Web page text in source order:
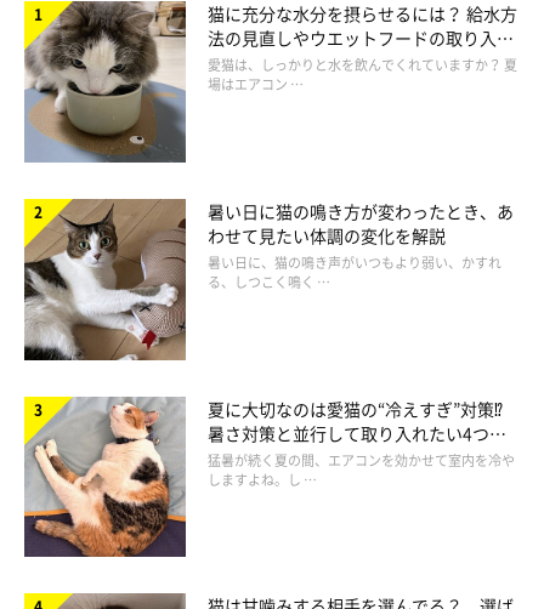
猫に充分な水分を摂らせるには？ 給水方
法の見直しやウエットフードの取り入れ
方を解説
愛猫は、しっかりと水を飲んでくれていますか？ 夏
場はエアコン …
暑い日に猫の鳴き方が変わったとき、あ
わせて見たい体調の変化を解説
暑い日に、猫の鳴き声がいつもより弱い、かすれ
る、しつこく鳴く …
夏に大切なのは愛猫の“冷えすぎ”対策⁉
暑さ対策と並行して取り入れたい4つの
工夫
猛暑が続く夏の間、エアコンを効かせて室内を冷や
しますよね。し …